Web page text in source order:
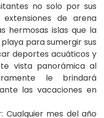
no solo por sus
de arena
hermosas islas que la
para sumergir sus
deportes acuáticos y
vista panorámica al
le brindará
las vacaciones en
Cualquier mes del año